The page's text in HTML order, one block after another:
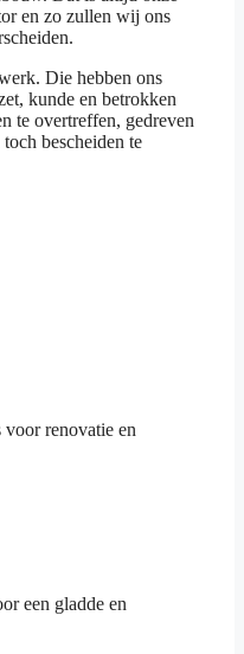
en zo zullen wij ons
Die hebben ons
kunde en betrokken
te overtreffen, gedreven
toch bescheiden te
renovatie en
een gladde en